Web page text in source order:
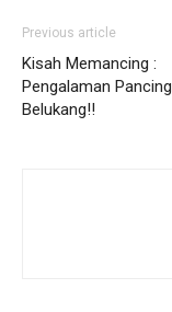
Previous article
Kisah Memancing :
Pengalaman Pancing
Belukang!!